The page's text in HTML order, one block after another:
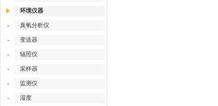
环境仪器
- 臭氧分析仪
- 变送器
- 辐照仪
- 采样器
- 监测仪
- 湿度